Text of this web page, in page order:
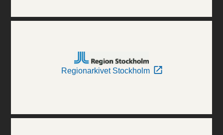
Regionarkivet Stockholm